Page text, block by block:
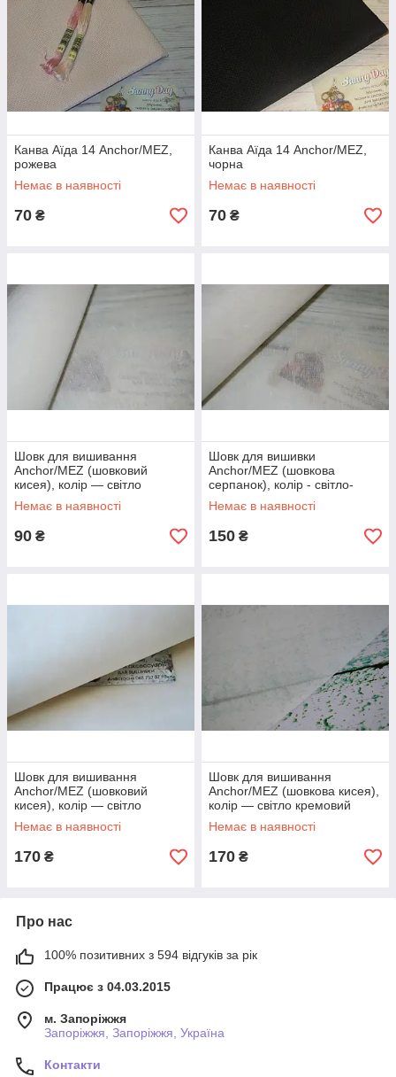
Канва Аїда 14 Anchor/MEZ,
рожева
Немає в наявності
70 ₴
Канва Аїда 14 Anchor/MEZ,
чорна
Немає в наявності
70 ₴
Шовк для вишивання
Anchor/MEZ (шовковий
кисея), колір — світло
кремовий
Немає в наявності
90 ₴
Шовк для вишивки
Anchor/MEZ (шовкова
серпанок), колір - світло-
кремовий
Немає в наявності
150 ₴
Шовк для вишивання
Anchor/MEZ (шовковий
кисея), колір — світло
кремовий
Немає в наявності
170 ₴
Шовк для вишивання
Anchor/MEZ (шовкова кисея),
колір — світло кремовий
Немає в наявності
170 ₴
Про нас
100% позитивних з 594 відгуків за рік
Працює з 04.03.2015
м. Запоріжжя
Запоріжжя, Запоріжжя, Україна
Контакти